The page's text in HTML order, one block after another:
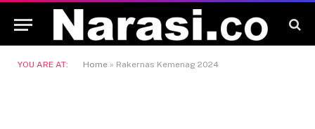
YOU ARE AT: Home » Rakernas Kemenag 2024